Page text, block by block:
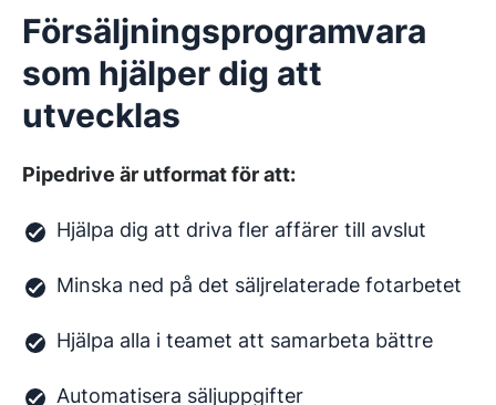
Försäljningsprogramvara
som hjälper dig att
utvecklas
Pipedrive är utformat för att:
Hjälpa dig att driva fler affärer till avslut
Minska ned på det säljrelaterade fotarbetet
Hjälpa alla i teamet att samarbeta bättre
Automatisera säljuppgifter